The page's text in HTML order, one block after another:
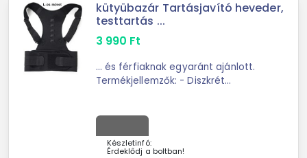
kütyübazár Tartásjavító heveder,
testtartás ...
3 990 Ft
... és férfiaknak egyaránt ajánlott.
Termékjellemzők: - Diszkrét
Segít az izommemória
kialakításában - Szín: fekete ...
Készletinfó:
Érdeklődj a boltban!